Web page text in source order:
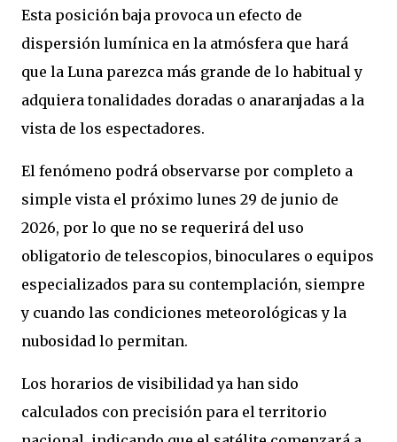
Esta posición baja provoca un efecto de
dispersión lumínica en la atmósfera que hará
que la Luna parezca más grande de lo habitual y
adquiera tonalidades doradas o anaranjadas a la
vista de los espectadores.
El fenómeno podrá observarse por completo a
simple vista el próximo lunes 29 de junio de
2026, por lo que no se requerirá del uso
obligatorio de telescopios, binoculares o equipos
especializados para su contemplación, siempre
y cuando las condiciones meteorológicas y la
nubosidad lo permitan.
Los horarios de visibilidad ya han sido
calculados con precisión para el territorio